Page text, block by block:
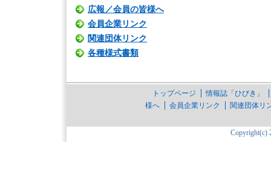
広報／会員の皆様へ
会員企業リンク
関連団体リンク
各種様式書類
トップページ
情報誌「ひびき」
様へ
会員企業リンク 関連団体リ
Copyright(c)